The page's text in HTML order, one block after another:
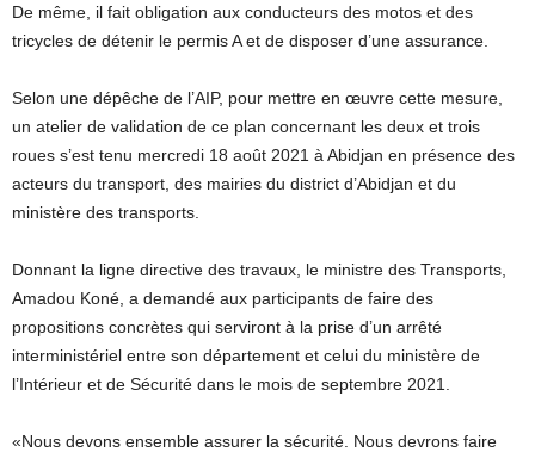
De même, il fait obligation aux conducteurs des motos et des
tricycles de détenir le permis A et de disposer d’une assurance.
Selon une dépêche de l’AIP, pour mettre en œuvre cette mesure,
un atelier de validation de ce plan concernant les deux et trois
roues s’est tenu mercredi 18 août 2021 à Abidjan en présence des
acteurs du transport, des mairies du district d’Abidjan et du
ministère des transports.
Donnant la ligne directive des travaux, le ministre des Transports,
Amadou Koné, a demandé aux participants de faire des
propositions concrètes qui serviront à la prise d’un arrêté
interministériel entre son département et celui du ministère de
l’Intérieur et de Sécurité dans le mois de septembre 2021.
«Nous devons ensemble assurer la sécurité. Nous devrons faire